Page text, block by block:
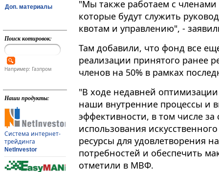
Доп. материалы
Поиск котировок:
Например: Газпром
Наши продукты:
Система интернет-
трейдинга
NetInvestor
"Мы также работаем с
которые будут служить
квотам и управлению", -
Там добавили, что фонд все
реализации принятого ранее
членов на 50% в рамках
"В ходе недавней
наши внутренние процессы и
эффективности, в том числе
использования
ресурсы для удовлетворения
потребностей и обеспечить
отметили в МВФ.